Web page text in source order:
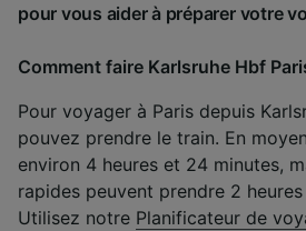
pour vous aider à préparer votre
Comment faire Karlsruhe Hbf
Pour voyager à Paris depuis
pouvez prendre le train. En
environ 4 heures et 24 minutes,
rapides peuvent prendre 2
Utilisez notre Planificateur de